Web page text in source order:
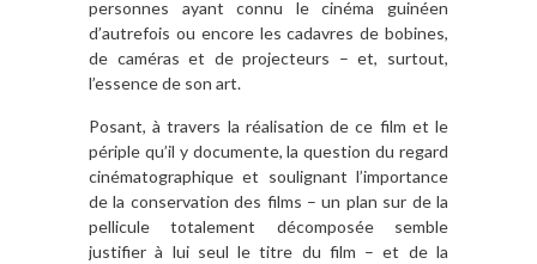
personnes ayant connu le cinéma guinéen
d’autrefois ou encore les cadavres de bobines,
de caméras et de projecteurs – et, surtout,
l’essence de son art.
Posant, à travers la réalisation de ce film et le
périple qu’il y documente, la question du regard
cinématographique et soulignant l’importance
de la conservation des films – un plan sur de la
pellicule totalement décomposée semble
justifier à lui seul le titre du film – et de la